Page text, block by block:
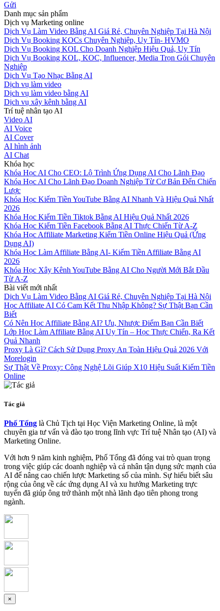
Gửi
Danh mục sản phẩm
Dịch vụ Marketing online
Dịch Vụ Làm Video Bằng AI Giá Rẻ, Chuyên Nghiệp Tại Hà Nội
Dịch Vụ Booking KOCs Chuyên Nghiệp, Uy Tín- HVMO
Dịch Vụ Booking KOL Cho Doanh Nghiệp Hiệu Quả, Uy Tín
Dịch Vụ Booking KOL, KOC, Influencer, Media Trọn Gói Chuyên
Nghiệp
Dịch Vụ Tạo Nhạc Bằng AI
Dịch vụ làm video
Dịch vụ làm video bằng AI
Dịch vụ xây kênh bằng AI
Trí tuệ nhân tạo AI
Video AI
AI Voice
AI Cover
AI hình ảnh
AI Chat
Khóa học
Khóa Học AI Cho CEO: Lộ Trình Ứng Dụng AI Cho Lãnh Đạo
Khóa Học AI Cho Lãnh Đạo Doanh Nghiệp Từ Cơ Bản Đến Chiến
Lược
Khóa Học Kiếm Tiền YouTube Bằng AI Nhanh Và Hiệu Quả Nhất
2026
Khóa Học Kiếm Tiền Tiktok Bằng AI Hiệu Quả Nhất 2026
Khóa Học Kiếm Tiền Facebook Bằng AI Thực Chiến Từ A-Z
Khóa Học Affiliate Marketing Kiếm Tiền Online Hiệu Quả (Ứng
Dụng AI)
Khóa Học Làm Affiliate Bằng AI- Kiếm Tiền Affiliate Bằng AI
2026
Khóa Học Xây Kênh YouTube Bằng AI Cho Người Mới Bắt Đầu
Từ A-Z
Bài viết mới nhất
Dịch Vụ Làm Video Bằng AI Giá Rẻ, Chuyên Nghiệp Tại Hà Nội
Học Affiliate AI Có Cam Kết Thu Nhập Không? Sự Thật Bạn Cần
Biết
Có Nên Học Affiliate Bằng AI? Ưu, Nhược Điểm Bạn Cần Biết
Lớp Học Làm Affiliate Bằng AI Uy Tín – Học Thực Chiến, Ra Kết
Quả Nhanh
Proxy Là Gì? Cách Sử Dụng Proxy An Toàn Hiệu Quả 2026 Với
Morelogin
Sự Thật Về Proxy: Công Nghệ Lõi Giúp X10 Hiệu Suất Kiếm Tiền
Online
Tác giả
Phố Tổng là Chủ Tịch tại Học Viện Marketing Online, là một
chuyên gia tư vấn và đào tạo trong lĩnh vực Trí tuệ Nhân tạo (AI) và
Marketing Online.
Với hơn 9 năm kinh nghiệm, Phố Tổng đã đóng vai trò quan trọng
trong việc giúp các doanh nghiệp và cá nhân tận dụng sức mạnh của
AI để nâng cao chiến lược Marketing số của mình. Sự hiểu biết sâu
rộng của ông về các ứng dụng AI và xu hướng Marketing trực
tuyến đã giúp ông trở thành một nhà lãnh đạo tiên phong trong
ngành.
×